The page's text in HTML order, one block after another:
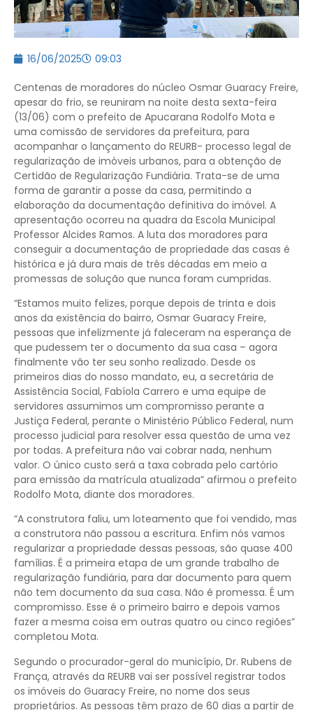
16/06/2025 09:03
Centenas de moradores do núcleo Osmar Guaracy Freire,
apesar do frio, se reuniram na noite desta sexta-feira
(13/06) com o prefeito de Apucarana Rodolfo Mota e
uma comissão de servidores da prefeitura, para
acompanhar o lançamento do REURB- processo legal de
regularização de imóveis urbanos, para a obtenção de
Certidão de Regularização Fundiária. Trata-se de uma
forma de garantir a posse da casa, permitindo a
elaboração da documentação definitiva do imóvel. A
apresentação ocorreu na quadra da Escola Municipal
Professor Alcides Ramos. A luta dos moradores para
conseguir a documentação de propriedade das casas é
histórica e já dura mais de três décadas em meio a
promessas de solução que nunca foram cumpridas.
“Estamos muito felizes, porque depois de trinta e dois
anos da existência do bairro, Osmar Guaracy Freire,
pessoas que infelizmente já faleceram na esperança de
que pudessem ter o documento da sua casa – agora
finalmente vão ter seu sonho realizado. Desde os
primeiros dias do nosso mandato, eu, a secretária de
Assistência Social, Fabíola Carrero e uma equipe de
servidores assumimos um compromisso perante a
Justiça Federal, perante o Ministério Público Federal, num
processo judicial para resolver essa questão de uma vez
por todas. A prefeitura não vai cobrar nada, nenhum
valor. O único custo será a taxa cobrada pelo cartório
para emissão da matrícula atualizada” afirmou o prefeito
Rodolfo Mota, diante dos moradores.
“A construtora faliu, um loteamento que foi vendido, mas
a construtora não passou a escritura. Enfim nós vamos
regularizar a propriedade dessas pessoas, são quase 400
famílias. É a primeira etapa de um grande trabalho de
regularização fundiária, para dar documento para quem
não tem documento da sua casa. Não é promessa. É um
compromisso. Esse é o primeiro bairro e depois vamos
fazer a mesma coisa em outras quatro ou cinco regiões”
completou Mota.
Segundo o procurador-geral do município, Dr. Rubens de
França, através da REURB vai ser possível registrar todos
os imóveis do Guaracy Freire, no nome dos seus
proprietários. As pessoas têm prazo de 60 dias a partir de